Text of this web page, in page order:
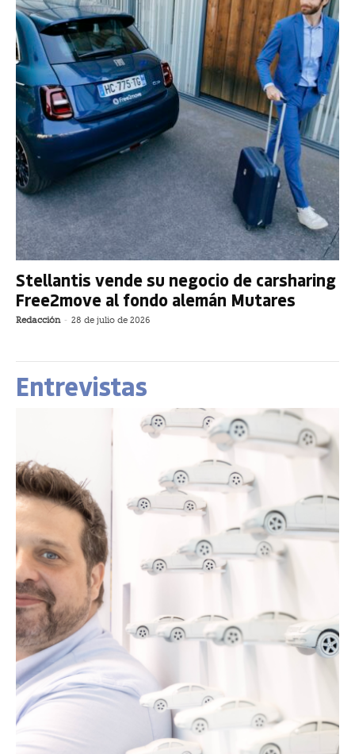
Stellantis vende su negocio de carsharing
Free2move al fondo alemán Mutares
Redacción - 28 de julio de 2026
Entrevistas